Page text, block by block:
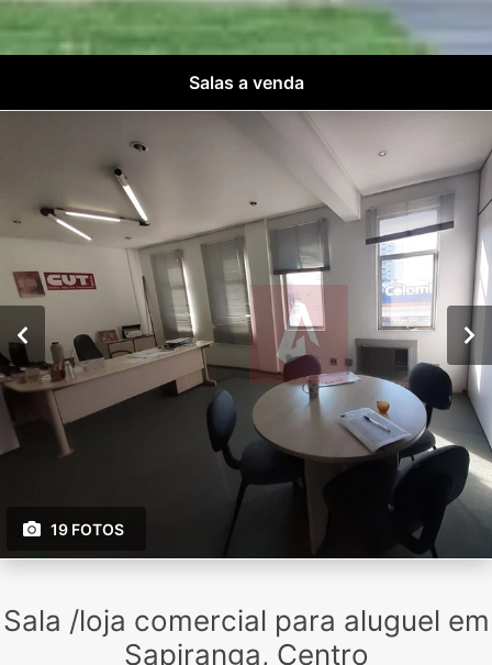
Salas a venda
19 FOTOS
Sala /loja comercial para aluguel em
Sapiranga, Centro